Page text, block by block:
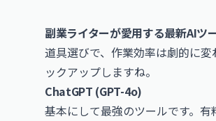
副業ライターが愛用する最新AIツ
道具選びで、作業効率は劇的に
ックアップしますね。
ChatGPT (GPT-4o)
基本にして最強のツールです。有